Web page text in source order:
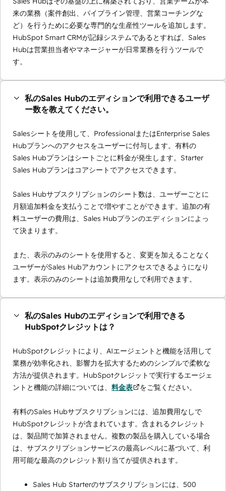
来の業務（案件創出、パイプライン管理、営業コーチングな
ど）を行うために必要な専門的な生産性ツールを追加します。
HubSpot Smart CRMが記録システムであるとすれば、Sales
Hubは営業担当者やマネージャーが日常業務を行うツールで
す。
私のSales Hubのエディションで利用できるユーザ
ー数を教えてください。
Salesシートを使用して、ProfessionalまたはEnterprise Sales
Hubプランへのアクセスをユーザーに付与します。有料の
Sales Hubプランはシートごとに料金が発生します。Starter
Sales Hubプランはコアシートでアクセスできます。
Sales Hubサブスクリプションのシート数は、ユーザーごとに
月額追加料金を支払うことで増やすことができます。追加の有
料ユーザーの費用は、Sales Hubプランのエディションによっ
て決まります。
また、表示のみのシートを使用すると、変更を加えることなく
ユーザーがSales Hubアカウントにアクセスできるようになり
ます。表示のみのシートは追加費用なしで利用できます。
私のSales Hubのエディションで利用できる
HubSpotクレジットは？
HubSpotクレジットにより、AIエージェントと機能を活用して
業務が効率化され、影響力を拡大するためのシンプルで柔軟な
方法が提供されます。HubSpotクレジットで実行するエージェ
ントと機能の詳細については、 料金表 をご覧ください。
有料のSales Hubサブスクリプションには、追加費用なしで
HubSpotクレジットが含まれています。含まれるクレジット
は、製品間で加算されません。複数の製品を購入している場合
は、サブスクリプションサービスの最高レベルに基づいて、利
用可能な最高のクレジット割り当てが提供されます。
Sales Hub Starterのサブスクリプションには、500